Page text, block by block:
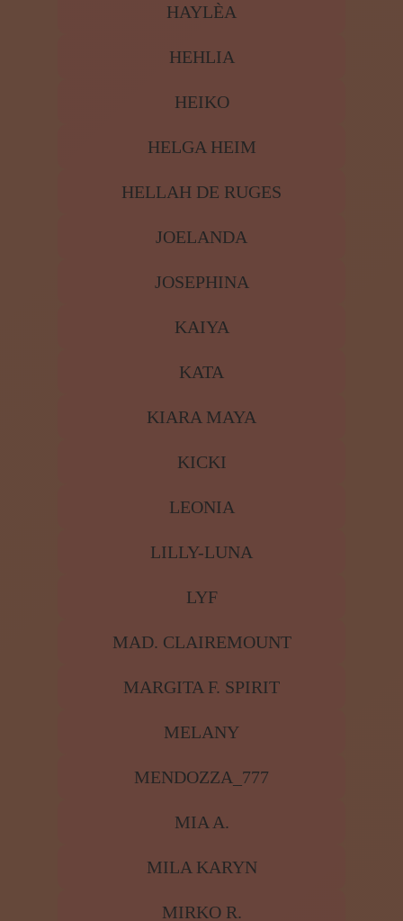
HAYLÈA
HEHLIA
HEIKO
HELGA HEIM
HELLAH DE RUGES
JOELANDA
JOSEPHINA
KAIYA
KATA
KIARA MAYA
KICKI
LEONIA
LILLY-LUNA
LYF
MAD. CLAIREMOUNT
MARGITA F. SPIRIT
MELANY
MENDOZZA_777
MIA A.
MILA KARYN
MIRKO R.